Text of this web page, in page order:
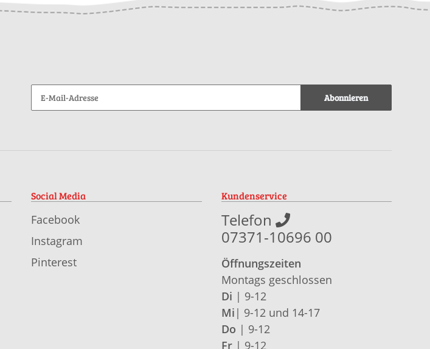
Abonnieren
Social Media
Facebook
Instagram
Pinterest
Kundenservice
Telefon
07371-10696 00
Öffnungszeiten
Montags geschlossen
Di | 9-12
Mi | 9-12 und 14-17
Do | 9-12
Fr| 9-12